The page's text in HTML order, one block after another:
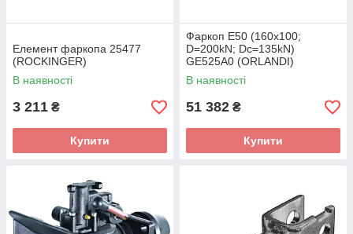
Елемент фаркопа 25477
(ROCKINGER)
В наявності
3 211 ₴
Купити
Фаркоп Е50 (160x100;
D=200kN; Dc=135kN)
GE525A0 (ORLANDI)
В наявності
51 382 ₴
Купити